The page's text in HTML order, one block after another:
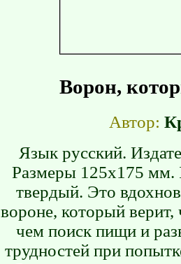
Ворон,
Автор:
Язык русский.
Размеры 125х175 мм.
твердый. Это
вороне, который
чем поиск пищи и
трудностей при